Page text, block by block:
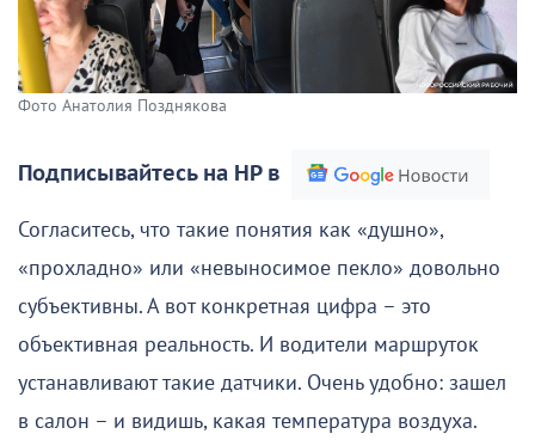
Фото Анатолия Позднякова
Подписывайтесь на НР в
Согласитесь, что такие понятия как «душно»,
«прохладно» или «невыносимое пекло» довольно
субъективны. А вот конкретная цифра – это
объективная реальность. И водители маршруток
устанавливают такие датчики. Очень удобно: зашел
в салон – и видишь, какая температура воздуха.